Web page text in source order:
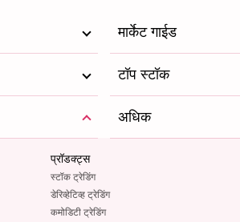
मार्केट गाईड
टॉप स्टॉक
प्रॉडक्ट्स
स्टॉक ट्रेडिंग
डेरिव्हेटिव्ह ट्रेडिंग
कमोडिटी ट्रेडिंग
अधिक